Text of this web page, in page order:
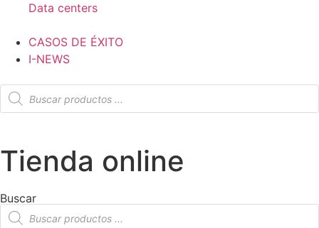
Data centers
CASOS DE ÉXITO
I-NEWS
Tienda online
Buscar